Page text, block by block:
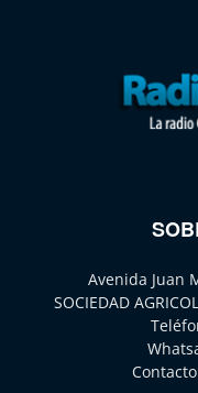
Avenida Juan
SOCIEDAD